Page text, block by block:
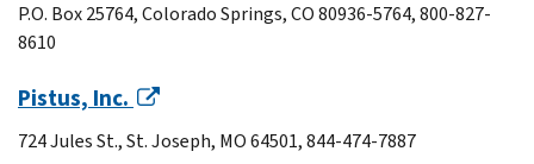
P.O. Box 25764, Colorado Springs, CO 80936-5764, 800-827-
8610
Pistus, Inc.
724 Jules St., St. Joseph, MO 64501, 844-474-7887